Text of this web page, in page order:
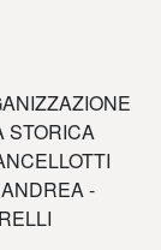
STORICA
-